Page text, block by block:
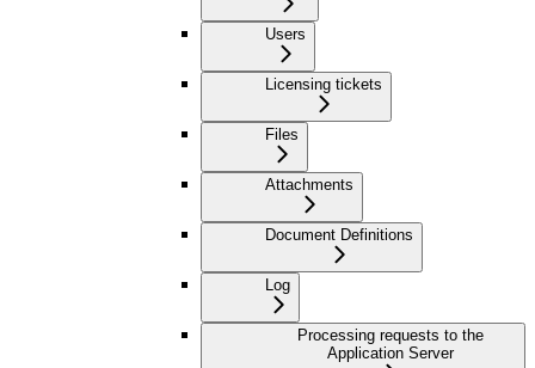
Users
Licensing tickets
Files
Attachments
Document Definitions
Log
Processing requests to the
Application Server